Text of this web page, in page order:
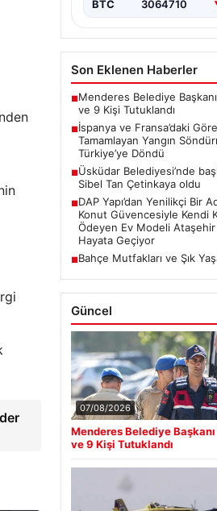
BTC 3064710
Son Eklenen Haberler
■Menderes Belediye
ve 9 Kişi Tutuklandı
■İspanya ve Fransa’daki
Tamamlayan Yangın
Türkiye’ye Döndü
■Üsküdar Belediyesi’nde
Sibel Tan Çetinkaya oldu
■DAP Yapı’dan Yenilikçi Bir
Konut Güvencesiyle Kendi
Ödeyen Ev Modeli Ataşehir
Hayata Geçiyor
■Bahçe Mutfakları ve Şık
Güncel
07/08/2026
Menderes Belediye
ve 9 Kişi Tutuklandı